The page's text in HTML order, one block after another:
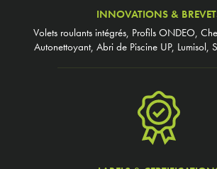
INNOVATIONS &
Volets roulants intégrés, Profils ONDEO,
Autonettoyant, Abri de Piscine UP, Lumisol,